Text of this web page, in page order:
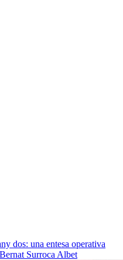
dos: una entesa operativa
Bernat Surroca Albet